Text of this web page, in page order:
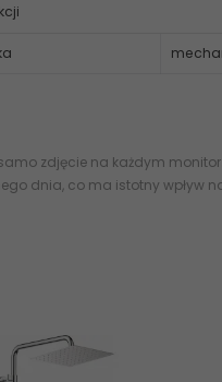
zdjęcie na każdym
dnia, co ma istotny wpływ